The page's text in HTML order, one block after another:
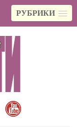
РУБРИКИ